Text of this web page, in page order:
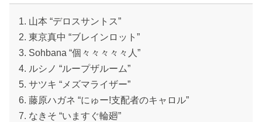
1. 山本 “デロスサントス”
2. 東京真中 “ブレインロット”
3. Sohbana “個々々々々々人”
4. ルシノ “ループザルーム”
5. サツキ “メズマライザー”
6. 藤原ハガネ “にゅー!支配者のキャロル”
7. なきそ “いますぐ輪廻”